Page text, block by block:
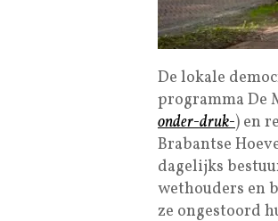
De lokale
programma De
onder-druk-) en
Brabantse
dagelijks
wethouders en
ze ongestoord